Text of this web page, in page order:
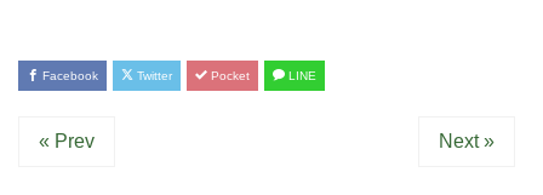
Facebook Twitter Pocket LINE
« Prev Next »